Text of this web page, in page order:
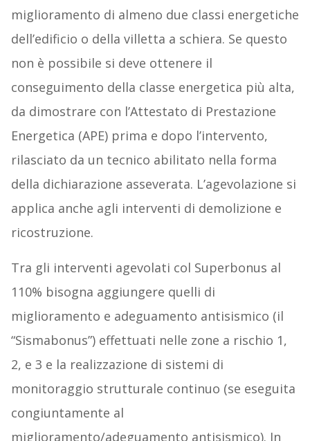
miglioramento di almeno due classi energetiche
dell’edificio o della villetta a schiera. Se questo
non è possibile si deve ottenere il
conseguimento della classe energetica più alta,
da dimostrare con l’Attestato di Prestazione
Energetica (APE) prima e dopo l’intervento,
rilasciato da un tecnico abilitato nella forma
della dichiarazione asseverata. L’agevolazione si
applica anche agli interventi di demolizione e
ricostruzione.
Tra gli interventi agevolati col Superbonus al
110% bisogna aggiungere quelli di
miglioramento e adeguamento antisismico (il
“Sismabonus”) effettuati nelle zone a rischio 1,
2, e 3 e la realizzazione di sistemi di
monitoraggio strutturale continuo (se eseguita
congiuntamente al
miglioramento/adeguamento antisismico). In